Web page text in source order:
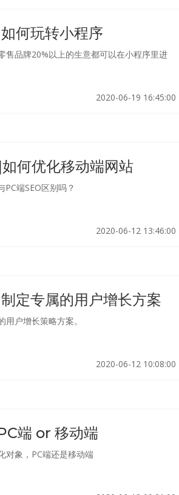
何玩转小程序
售品牌20%以上的生意都可以在小程序里进
2020-06-19 16:45:00
何优化移动端网站
PC端SEO区别吗？
2020-06-12 13:46:00
定专属的用户增长方案
用户增长策略方案。
2020-06-12 10:08:00
端 or 移动端
对象，PC端还是移动端